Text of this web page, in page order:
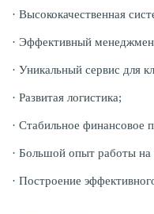
· Высококачественная
· Эффективный
· Уникальный сервис для
· Развитая логистика;
· Стабильное финансовое
· Большой опыт работы
· Построение